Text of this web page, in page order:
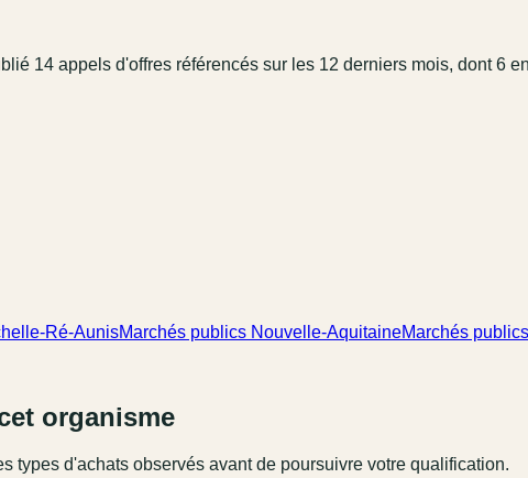
14 appel s d'offres référencés sur les 12 derniers mois, dont 6
Ré-AunisMarchés publics Nouvelle-AquitaineMarchés
organisme
types d'achats observés avant de poursuivre votre qualification.